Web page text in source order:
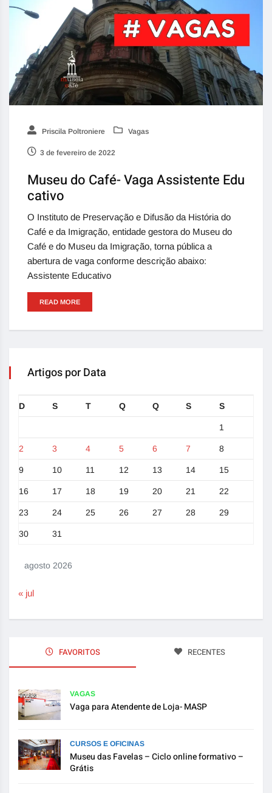
Priscila Poltroniere Vagas
3 de fevereiro de 2022
Museu do Café- Vaga Assistente Edu
cativo
O Instituto de Preservação e Difusão da História do
Café e da Imigração, entidade gestora do Museu do
Café e do Museu da Imigração, torna pública a
abertura de vaga conforme descrição abaixo:
Assistente Educativo
READ MORE
Artigos por Data
agosto 2026
D S T Q Q S S
1
2 3 4 5 6 7 8
9 10 11 12 13 14 15
16 17 18 19 20 21 22
23 24 25 26 27 28 29
30 31
« jul
FAVORITOS RECENTES
VAGAS
Vaga para Atendente de Loja- MASP
CURSOS E OFICINAS
Museu das Favelas – Ciclo online formativo –
Grátis